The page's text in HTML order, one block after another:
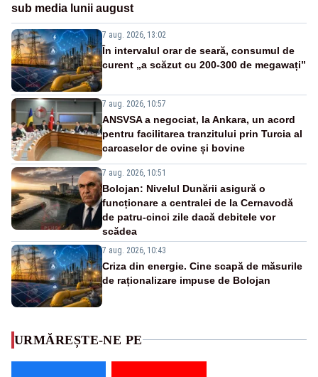
sub media lunii august
7 aug. 2026, 13:02
În intervalul orar de seară, consumul de
curent „a scăzut cu 200-300 de megawați”
7 aug. 2026, 10:57
ANSVSA a negociat, la Ankara, un acord
pentru facilitarea tranzitului prin Turcia al
carcaselor de ovine și bovine
7 aug. 2026, 10:51
Bolojan: Nivelul Dunării asigură o
funcționare a centralei de la Cernavodă
de patru-cinci zile dacă debitele vor
scădea
7 aug. 2026, 10:43
Criza din energie. Cine scapă de măsurile
de raționalizare impuse de Bolojan
URMĂREȘTE-NE PE